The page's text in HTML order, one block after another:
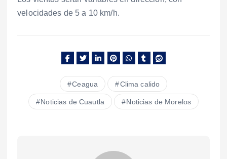
velocidades de 5 a 10 km/h.
Ceagua Clima calido
Noticias de Cuautla Noticias de Morelos